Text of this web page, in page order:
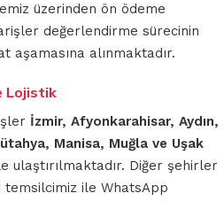
üzerinden ön ödeme
değerlendirme sürecinin
aşamasına alınmaktadır.
Lojistik
İzmir, Afyonkarahisar, Aydın,
Manisa, Muğla ve Uşak
ulaştırılmaktadır. Diğer şehirler
ile WhatsApp